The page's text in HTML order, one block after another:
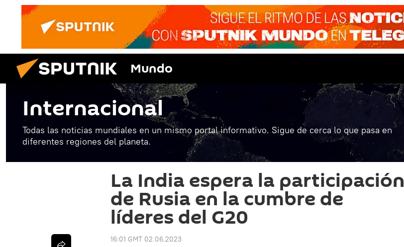
Mundo
Internacional
Todas las noticias mundiales en un mismo portal informativo. Sigue de cerca lo que pasa en
diferentes regiones del planeta.
La India espera la participación
de Rusia en la cumbre de
líderes del G20
16:01 GMT 02.06.2023